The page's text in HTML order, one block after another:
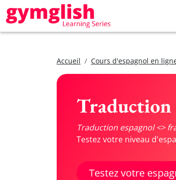
Accueil Cours d'espagnol en
Traduction
Traduction espagnol <>
Testez votre niveau
Testez votre